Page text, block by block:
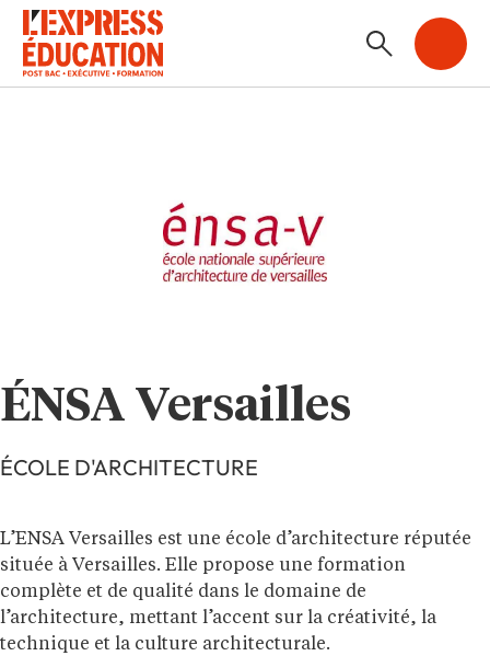
ÉNSA Versailles
ÉCOLE D'ARCHITECTURE
L’ENSA Versailles est une école d’architecture réputée
située à Versailles. Elle propose une formation
complète et de qualité dans le domaine de
l’architecture, mettant l’accent sur la créativité, la
technique et la culture architecturale.